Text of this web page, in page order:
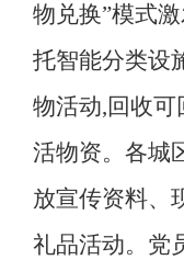
物兑换”模式
托智能分类设
物活动,回收
活物资。各城
放宣传资料、
礼品活动。 党